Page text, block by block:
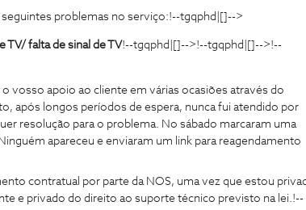
problemas no serviço:!--tgqphd|[]-->
TV/ falta de sinal de TV!--tgqphd|[]-->!--tgqphd|[]-->!--
vosso apoio ao cliente em várias ocasiões através do
após longos períodos de espera, nunca fui atendido por
resolução para o problema. No sábado marcaram uma
apareceu e enviaram um link para reagendamento
contratual por parte da NOS, uma vez que estou
e privado do direito ao suporte técnico previsto na lei.!--